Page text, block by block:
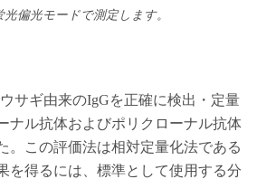
偏光モードで測定します。
サギ由来のIgGを正確に検出・定量
ナル抗体およびポリクローナル抗体
。この評価法は相対定量化法である
を得るには、標準として使用する分